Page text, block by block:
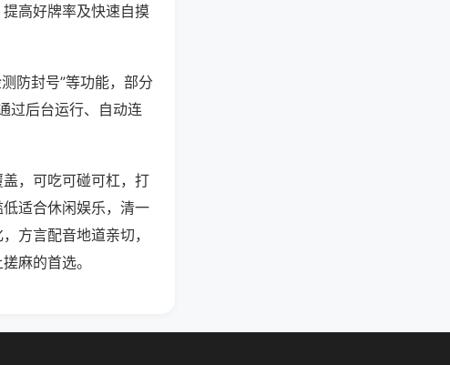
高好牌率及快速自摸
防封号”等功能，部分
过后台运行、自动连
，可吃可碰可杠，打
适合休闲娱乐，清一
方言配音地道亲切，
麻的首选。